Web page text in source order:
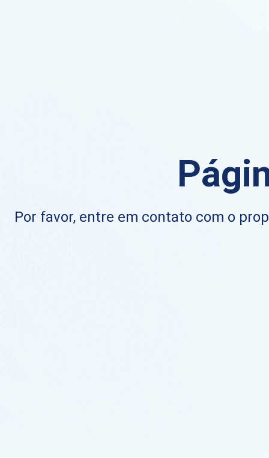
Por favor, entre em contato com o